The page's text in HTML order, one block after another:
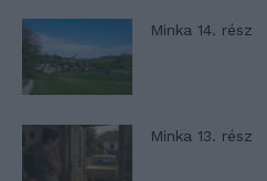
Minka 14. rész
Minka 13. rész